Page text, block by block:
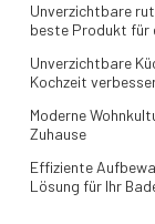
Unverzichtbare
beste Produkt für
Unverzichtbare
Kochzeit
Moderne
Zuhause
Effiziente
Lösung für Ihr